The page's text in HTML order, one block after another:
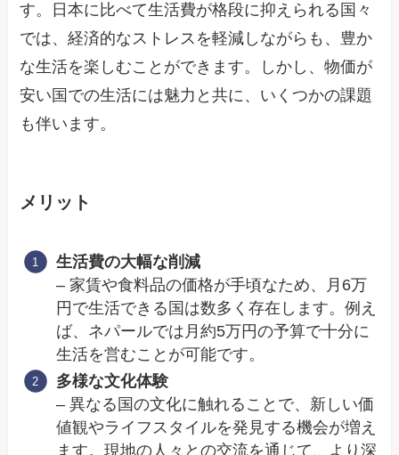
す。日本に比べて生活費が格段に抑えられる国々
では、経済的なストレスを軽減しながらも、豊か
な生活を楽しむことができます。しかし、物価が
安い国での生活には魅力と共に、いくつかの課題
も伴います。
メリット
生活費の大幅な削減
– 家賃や食料品の価格が手頃なため、月6万
円で生活できる国は数多く存在します。例え
ば、ネパールでは月約5万円の予算で十分に
生活を営むことが可能です。
多様な文化体験
– 異なる国の文化に触れることで、新しい価
値観やライフスタイルを発見する機会が増え
ます。現地の人々との交流を通じて、より深